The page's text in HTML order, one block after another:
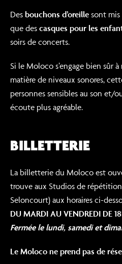
Des bouchons d’oreille sont
que des casques pour les
soirs de concerts.
Si le Moloco s’engage bien sûr
matière de niveaux sonores,
personnes sensibles au son et/
écoute plus agréable.
BILLETTERIE
La billetterie du Moloco est
trouve aux Studios de
Seloncourt) aux horaires ci-
DU MARDI AU VENDREDI DE
Fermée le lundi, samedi et
Le Moloco ne prend pas de